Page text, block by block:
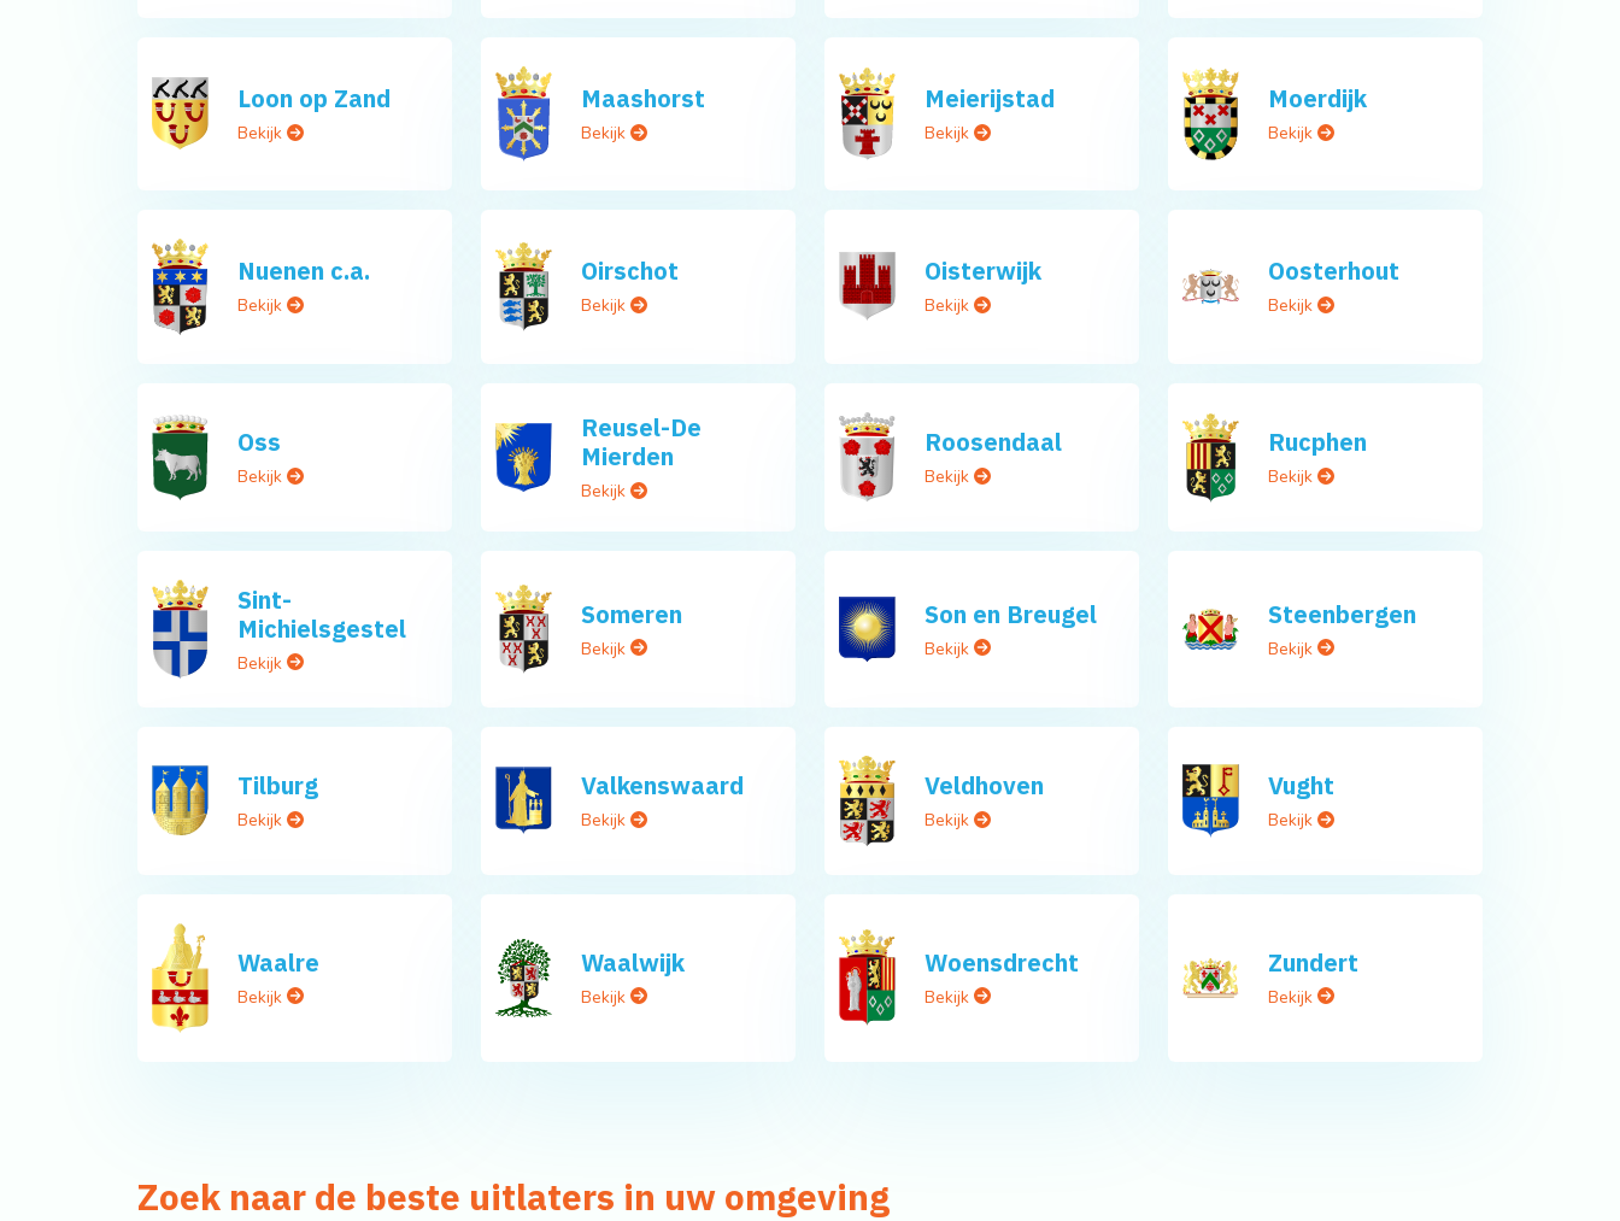
Loon op Zand
Bekijk
Maashorst
Bekijk
Meierijstad
Bekijk
Moerdijk
Bekijk
Nuenen c.a.
Bekijk
Oirschot
Bekijk
Oisterwijk
Bekijk
Oosterhout
Bekijk
Oss
Bekijk
Reusel-De
Mierden
Bekijk
Roosendaal
Bekijk
Rucphen
Bekijk
Sint-
Michielsgestel
Bekijk
Someren
Bekijk
Son en Breugel
Bekijk
Steenbergen
Bekijk
Tilburg
Bekijk
Valkenswaard
Bekijk
Veldhoven
Bekijk
Vught
Bekijk
Waalre
Bekijk
Waalwijk
Bekijk
Woensdrecht
Bekijk
Zundert
Bekijk
Zoek naar de beste uitlaters in uw omgeving